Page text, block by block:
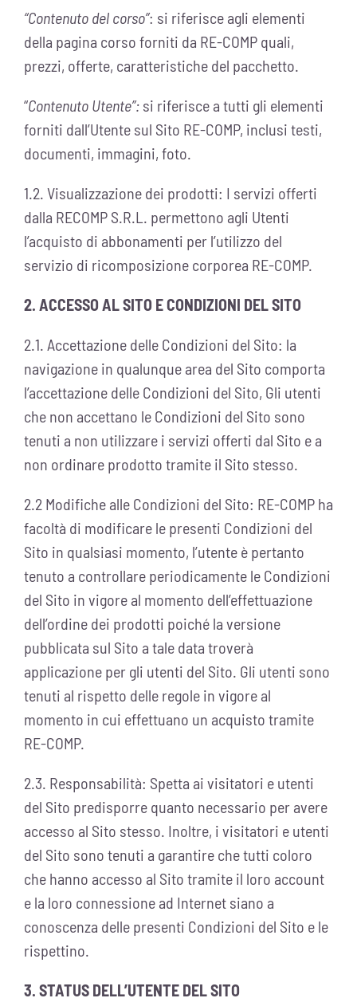
“Contenuto del corso”: si riferisce agli elementi
della pagina corso forniti da RE-COMP quali,
prezzi, offerte, caratteristiche del pacchetto.
“Contenuto Utente”:si riferisce a tutti gli elementi
forniti dall’Utente sul Sito RE-COMP, inclusi testi,
documenti, immagini, foto.
1.2. Visualizzazione dei prodotti: I servizi offerti
dalla RECOMP S.R.L. permettono agli Utenti
l’acquisto di abbonamenti per l’utilizzo del
servizio di ricomposizione corporea RE-COMP.
2. ACCESSO AL SITO E CONDIZIONI DEL SITO
2.1. Accettazione delle Condizioni del Sito: la
navigazione in qualunque area del Sito comporta
l’accettazione delle Condizioni del Sito, Gli utenti
che non accettano le Condizioni del Sito sono
tenuti a non utilizzare i servizi offerti dal Sito e a
non ordinare prodotto tramite il Sito stesso.
2.2 Modifiche alle Condizioni del Sito: RE-COMP ha
facoltà di modificare le presenti Condizioni del
Sito in qualsiasi momento, l’utente è pertanto
tenuto a controllare periodicamente le Condizioni
del Sito in vigore al momento dell’effettuazione
dell’ordine dei prodotti poiché la versione
pubblicata sul Sito a tale data troverà
applicazione per gli utenti del Sito. Gli utenti sono
tenuti al rispetto delle regole in vigore al
momento in cui effettuano un acquisto tramite
RE-COMP.
2.3. Responsabilità: Spetta ai visitatori e utenti
del Sito predisporre quanto necessario per avere
accesso al Sito stesso. Inoltre, i visitatori e utenti
del Sito sono tenuti a garantire che tutti coloro
che hanno accesso al Sito tramite il loro account
e la loro connessione ad Internet siano a
conoscenza delle presenti Condizioni del Sito e le
rispettino.
3. STATUS DELL’UTENTE DEL SITO